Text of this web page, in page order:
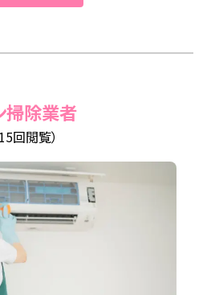
掃除業者
回閲覧）